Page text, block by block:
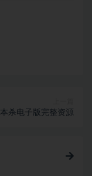
杀电子版完整资源